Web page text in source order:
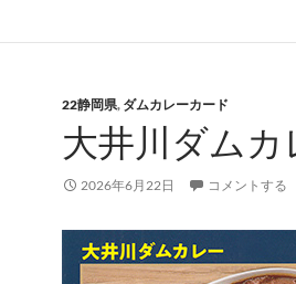
22静岡県, ダムカレーカード
大井川ダム
2026年6月22日 コメントする